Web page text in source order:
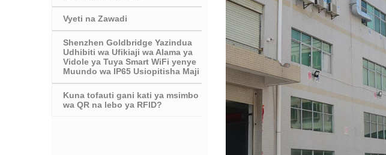
Vyeti na Zawadi
Shenzhen Goldbridge Yazindua
Udhibiti wa Ufikiaji wa Alama ya
Vidole ya Tuya Smart WiFi yenye
Muundo wa IP65 Usiopitisha Maji
Kuna tofauti gani kati ya msimbo
wa QR na lebo ya RFID?